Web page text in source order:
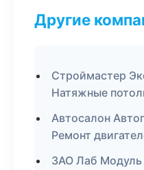
Другие
Строймастер
Натяжные
Автосалон
Ремонт
ЗАО Лаб Модуль